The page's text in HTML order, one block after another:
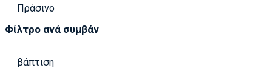
Πράσινο
Φίλτρο ανά συμβάν
βάπτιση